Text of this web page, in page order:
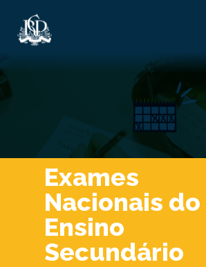
Exames
Nacionais do
Ensino
Secundário